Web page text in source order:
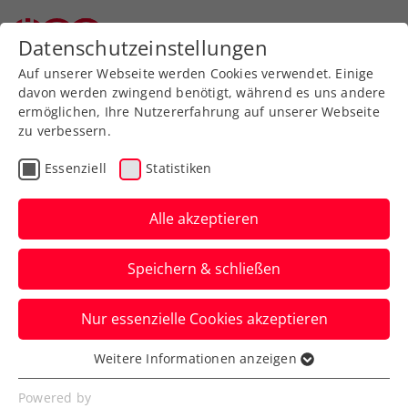
Zurück zur Newsübersicht
Turniere
ÖTV-Mädchen halten bei
Kombievent in Bludenz
Österreichs Fahnen hoch
Im ITF-Bewerb haben Mia Liepert und
Alexandra Zimmer noch Titelchancen, im
Tennis-Europe-Bewerb Anna Pircher.
Verfasst von: Manuel Wachta, 08.07.2022
Datenschutzeinstellungen
Auf unserer Webseite werden Cookies verwendet. Einige
davon werden zwingend benötigt, während es uns andere
ermöglichen, Ihre Nutzererfahrung auf unserer Webseite
zu verbessern.
Essenziell Statistiken
Alle akzeptieren
Speichern & schließen
Nur essenzielle Cookies akzeptieren
Essenziell
Essenzielle Cookies werden für grundlegende
Weitere Informationen anzeigen
Powered by